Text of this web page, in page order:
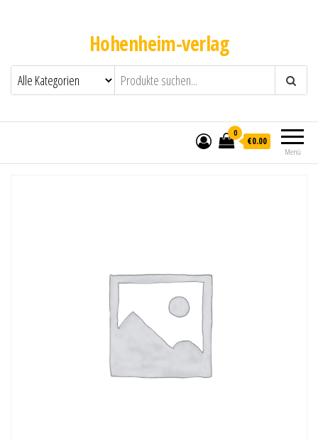
Hohenheim-verlag
Menü
0
€0.00